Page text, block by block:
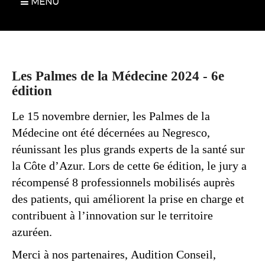
MENU
Les Palmes de la Médecine 2024 - 6e
édition
Le 15 novembre dernier, les Palmes de la
Médecine ont été décernées au Negresco,
réunissant les plus grands experts de la santé sur
la Côte d’Azur. Lors de cette 6e édition, le jury a
récompensé 8 professionnels mobilisés auprès
des patients, qui améliorent la prise en charge et
contribuent à l’innovation sur le territoire
azuréen.
Merci à nos partenaires, Audition Conseil,